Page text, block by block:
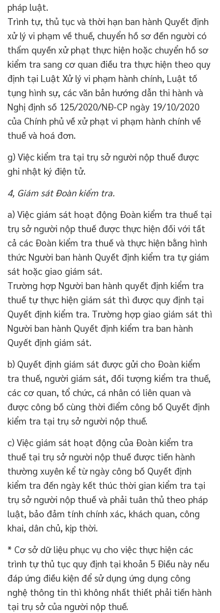
pháp luật.
Trình tự, thủ tục và thời hạn ban hành Quyết định
xử lý vi phạm về thuế, chuyển hồ sơ đến người có
thẩm quyền xử phạt thực hiện hoặc chuyển hồ sơ
kiểm tra sang cơ quan điều tra thực hiện theo quy
định tại Luật Xử lý vi phạm hành chính, Luật tố
tụng hình sự, các văn bản hướng dẫn thi hành và
Nghị định số 125/2020/NĐ-CP ngày 19/10/2020
của Chính phủ về xử phạt vi phạm hành chính về
thuế và hoá đơn.
g) Việc kiểm tra tại trụ sở người nộp thuế được
ghi nhật ký điện tử.
4, Giám sát Đoàn kiểm tra.
a) Việc giám sát hoạt động Đoàn kiểm tra thuế tại
trụ sở người nộp thuế được thực hiện đối với tất
cả các Đoàn kiểm tra thuế và thực hiện bằng hình
thức Người ban hành Quyết định kiểm tra tự giám
sát hoặc giao giám sát.
Trường hợp Người ban hành quyết định kiểm tra
thuế tự thực hiện giám sát thì được quy định tại
Quyết định kiểm tra. Trường hợp giao giám sát thì
Người ban hành Quyết định kiểm tra ban hành
Quyết định giám sát.
b) Quyết định giám sát được gửi cho Đoàn kiểm
tra thuế, người giám sát, đối tượng kiểm tra thuế,
các cơ quan, tổ chức, cá nhân có liên quan và
được công bố cùng thời điểm công bố Quyết định
kiểm tra tại trụ sở người nộp thuế.
c) Việc giám sát hoạt động của Đoàn kiểm tra
thuế tại trụ sở người nộp thuế được tiến hành
thường xuyên kể từ ngày công bố Quyết định
kiểm tra đến ngày kết thúc thời gian kiểm tra tại
trụ sở người nộp thuế và phải tuân thủ theo pháp
luật, bảo đảm tính chính xác, khách quan, công
khai, dân chủ, kịp thời.
* Cơ sở dữ liệu phục vụ cho việc thực hiện các
trình tự thủ tục quy định tại khoản 5 Điều này nếu
đáp ứng điều kiện để sử dụng ứng dụng công
nghệ thông tin thì không nhất thiết phải tiến hành
tại trụ sở của người nộp thuế.